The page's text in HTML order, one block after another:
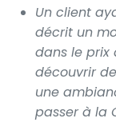
Un client
décrit un
dans le prix
découvrir
une
passer à la